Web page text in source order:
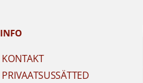
INFO
KONTAKT
PRIVAATSUSSÄTTED